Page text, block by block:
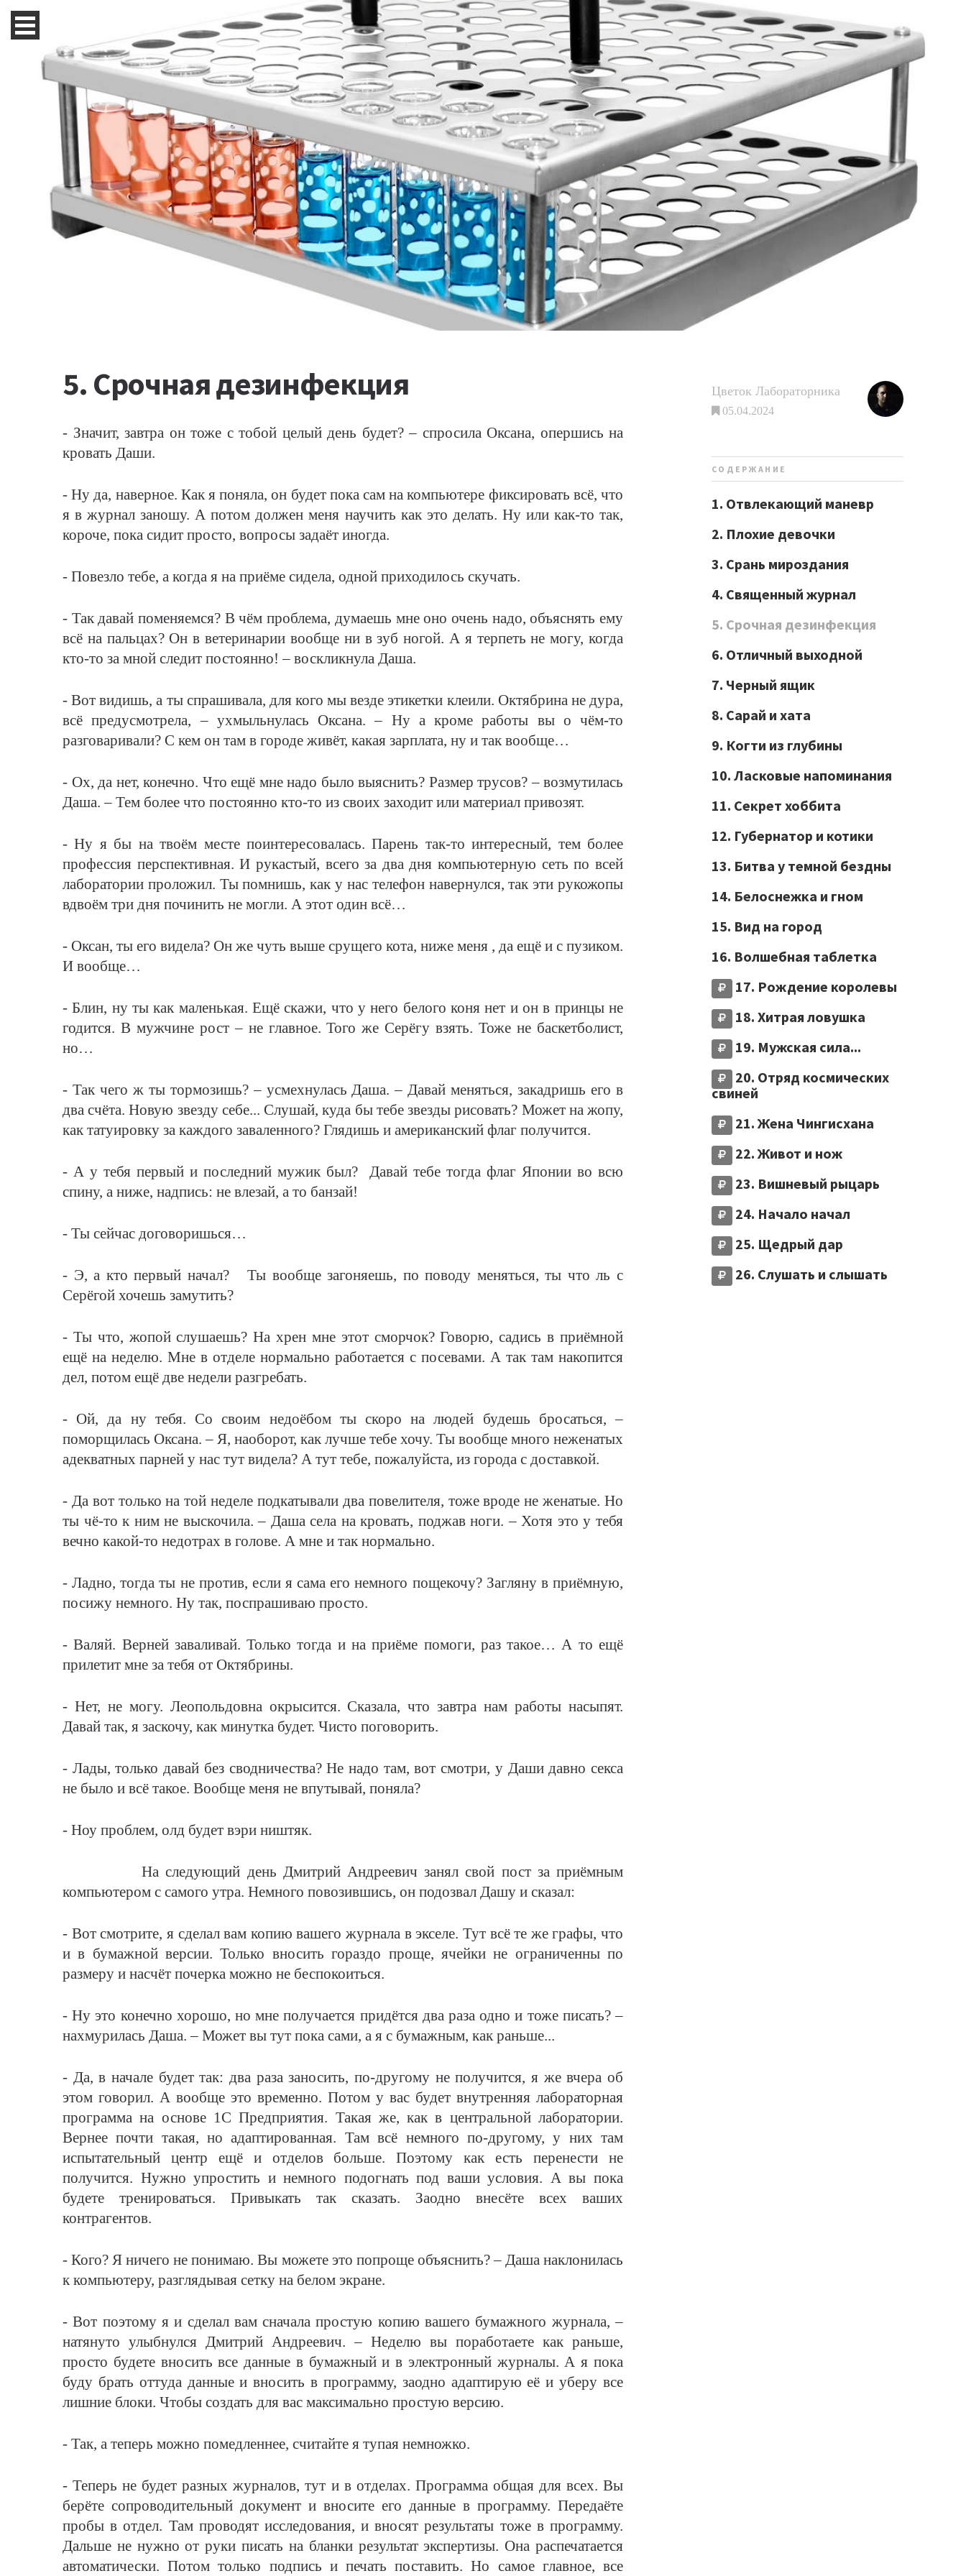
5. Срочная дезинфекция
- Значит, завтра он тоже с тобой целый день будет? – спросила Оксана, опершись на
кровать Даши.
- Ну да, наверное. Как я поняла, он будет пока сам на компьютере фиксировать всё, что
я в журнал заношу. А потом должен меня научить как это делать. Ну или как-то так,
короче, пока сидит просто, вопросы задаёт иногда.
- Повезло тебе, а когда я на приёме сидела, одной приходилось скучать.
- Так давай поменяемся? В чём проблема, думаешь мне оно очень надо, объяснять ему
всё на пальцах? Он в ветеринарии вообще ни в зуб ногой. А я терпеть не могу, когда
кто-то за мной следит постоянно! – воскликнула Даша.
- Вот видишь, а ты спрашивала, для кого мы везде этикетки клеили. Октябрина не дура,
всё предусмотрела, – ухмыльнулась Оксана. – Ну а кроме работы вы о чём-то
разговаривали? С кем он там в городе живёт, какая зарплата, ну и так вообще…
- Ох, да нет, конечно. Что ещё мне надо было выяснить? Размер трусов? – возмутилась
Даша. – Тем более что постоянно кто-то из своих заходит или материал привозят.
- Ну я бы на твоём месте поинтересовалась. Парень так-то интересный, тем более
профессия перспективная. И рукастый, всего за два дня компьютерную сеть по всей
лаборатории проложил. Ты помнишь, как у нас телефон навернулся, так эти рукожопы
вдвоём три дня починить не могли. А этот один всё…
- Оксан, ты его видела? Он же чуть выше срущего кота, ниже меня , да ещё и с пузиком.
И вообще…
- Блин, ну ты как маленькая. Ещё скажи, что у него белого коня нет и он в принцы не
годится. В мужчине рост – не главное. Того же Серёгу взять. Тоже не баскетболист,
но…
- Так чего ж ты тормозишь? – усмехнулась Даша. – Давай меняться, закадришь его в
два счёта. Новую звезду себе... Слушай, куда бы тебе звезды рисовать? Может на жопу,
как татуировку за каждого заваленного? Глядишь и американский флаг получится.
- А у тебя первый и последний мужик был? Давай тебе тогда флаг Японии во всю
спину, а ниже, надпись: не влезай, а то банзай!
- Ты сейчас договоришься…
- Э, а кто первый начал? Ты вообще загоняешь, по поводу меняться, ты что ль с
Серёгой хочешь замутить?
- Ты что, жопой слушаешь? На хрен мне этот сморчок? Говорю, садись в приёмной
ещё на неделю. Мне в отделе нормально работается с посевами. А так там накопится
дел, потом ещё две недели разгребать.
- Ой, да ну тебя. Со своим недоёбом ты скоро на людей будешь бросаться, –
поморщилась Оксана. – Я, наоборот, как лучше тебе хочу. Ты вообще много неженатых
адекватных парней у нас тут видела? А тут тебе, пожалуйста, из города с доставкой.
- Да вот только на той неделе подкатывали два повелителя, тоже вроде не женатые. Но
ты чё-то к ним не выскочила. – Даша села на кровать, поджав ноги. – Хотя это у тебя
вечно какой-то недотрах в голове. А мне и так нормально.
- Ладно, тогда ты не против, если я сама его немного пощекочу? Загляну в приёмную,
посижу немного. Ну так, поспрашиваю просто.
- Валяй. Верней заваливай. Только тогда и на приёме помоги, раз такое… А то ещё
прилетит мне за тебя от Октябрины.
- Нет, не могу. Леопольдовна окрысится. Сказала, что завтра нам работы насыпят.
Давай так, я заскочу, как минутка будет. Чисто поговорить.
- Лады, только давай без сводничества? Не надо там, вот смотри, у Даши давно секса
не было и всё такое. Вообще меня не впутывай, поняла?
- Ноу проблем, олд будет вэри ништяк.
На следующий день Дмитрий Андреевич занял свой пост за приёмным
компьютером с самого утра. Немного повозившись, он подозвал Дашу и сказал:
- Вот смотрите, я сделал вам копию вашего журнала в экселе. Тут всё те же графы, что
и в бумажной версии. Только вносить гораздо проще, ячейки не ограниченны по
размеру и насчёт почерка можно не беспокоиться.
- Ну это конечно хорошо, но мне получается придётся два раза одно и тоже писать? –
нахмурилась Даша. – Может вы тут пока сами, а я с бумажным, как раньше...
- Да, в начале будет так: два раза заносить, по-другому не получится, я же вчера об
этом говорил. А вообще это временно. Потом у вас будет внутренняя лабораторная
программа на основе 1С Предприятия. Такая же, как в центральной лаборатории.
Вернее почти такая, но адаптированная. Там всё немного по-другому, у них там
испытательный центр ещё и отделов больше. Поэтому как есть перенести не
получится. Нужно упростить и немного подогнать под ваши условия. А вы пока
будете тренироваться. Привыкать так сказать. Заодно внесёте всех ваших
контрагентов.
- Кого? Я ничего не понимаю. Вы можете это попроще объяснить? – Даша наклонилась
к компьютеру, разглядывая сетку на белом экране.
- Вот поэтому я и сделал вам сначала простую копию вашего бумажного журнала, –
натянуто улыбнулся Дмитрий Андреевич. – Неделю вы поработаете как раньше,
просто будете вносить все данные в бумажный и в электронный журналы. А я пока
буду брать оттуда данные и вносить в программу, заодно адаптирую её и уберу все
лишние блоки. Чтобы создать для вас максимально простую версию.
- Так, а теперь можно помедленнее, считайте я тупая немножко.
- Теперь не будет разных журналов, тут и в отделах. Программа общая для всех. Вы
берёте сопроводительный документ и вносите его данные в программу. Передаёте
пробы в отдел. Там проводят исследования, и вносят результаты тоже в программу.
Дальше не нужно от руки писать на бланки результат экспертизы. Она распечатается
автоматически. Потом только подпись и печать поставить. Но самое главное, все
Цветок Лабораторника
05.04.2024
СОДЕРЖАНИЕ
1. Отвлекающий маневр
2. Плохие девочки
3. Срань мироздания
4. Священный журнал
5. Срочная дезинфекция
6. Отличный выходной
7. Черный ящик
8. Сарай и хата
9. Когти из глубины
10. Ласковые напоминания
11. Секрет хоббита
12. Губернатор и котики
13. Битва у темной бездны
14. Белоснежка и гном
15. Вид на город
16. Волшебная таблетка
17. Рождение королевы
18. Хитрая ловушка
19. Мужская сила...
20. Отряд космических
свиней
21. Жена Чингисхана
22. Живот и нож
23. Вишневый рыцарь
24. Начало начал
25. Щедрый дар
26. Слушать и слышать